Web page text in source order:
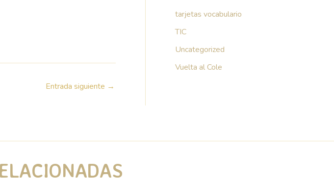
Entrada siguiente →
tarjetas vocabulario
TIC
Uncategorized
Vuelta al Cole